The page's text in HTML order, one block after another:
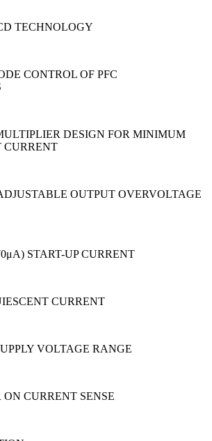
TECHNOLOGY
CONTROL OF PFC
DESIGN FOR MINIMUM
CURRENT
OUTPUT OVERVOLTAGE
START-UP CURRENT
CURRENT
VOLTAGE RANGE
CURRENT SENSE